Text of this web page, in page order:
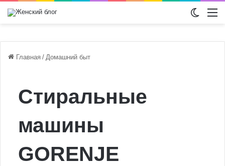
Главная / Домашний быт
Стиральные
машины
GORENJE